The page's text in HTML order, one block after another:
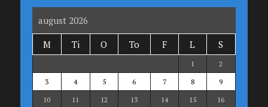
august 2026
M
Ti O To F L S
1
2
3
4 5 6 7 8
9
10
11 12 13 14 15
16